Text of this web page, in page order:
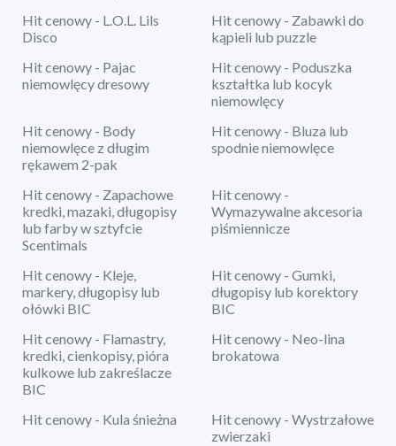
Hit cenowy - L.O.L. Lils
Disco
Hit cenowy - Zabawki do
kąpieli lub puzzle
Hit cenowy - Pajac
niemowlęcy dresowy
Hit cenowy - Poduszka
kształtka lub kocyk
niemowlęcy
Hit cenowy - Body
niemowlęce z długim
rękawem 2-pak
Hit cenowy - Bluza lub
spodnie niemowlęce
Hit cenowy - Zapachowe
kredki, mazaki, długopisy
lub farby w sztyfcie
Scentimals
Hit cenowy -
Wymazywalne akcesoria
piśmiennicze
Hit cenowy - Kleje,
markery, długopisy lub
ołówki BIC
Hit cenowy - Gumki,
długopisy lub korektory
BIC
Hit cenowy - Flamastry,
kredki, cienkopisy, pióra
kulkowe lub zakreślacze
BIC
Hit cenowy - Neo-lina
brokatowa
Hit cenowy - Kula śnieżna
Hit cenowy - Wystrzałowe
zwierzaki